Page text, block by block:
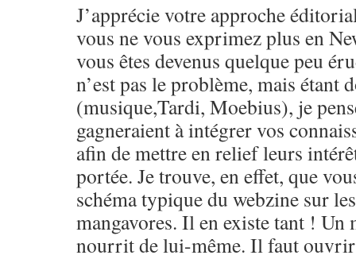
J’apprécie votre approche
vous ne vous exprimez plus en
vous êtes devenus quelque peu
n’est pas le problème, mais étant
(musique,Tardi, Moebius), je
gagneraient à intégrer vos
afin de mettre en relief leurs
portée. Je trouve, en effet, que
schéma typique du webzine sur
mangavores. Il en existe tant ! Un
nourrit de lui-même. Il faut